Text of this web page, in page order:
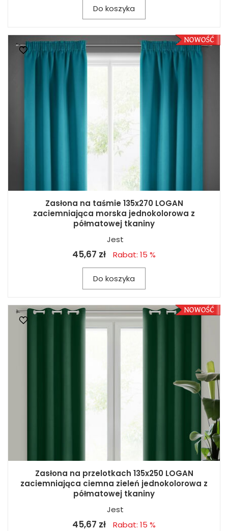
Do koszyka
Zasłona na taśmie 135x270 LOGAN
zaciemniająca morska jednokolorowa z
półmatowej tkaniny
Jest
45,67 zł Rabat: 15 %
Do koszyka
Zasłona na przelotkach 135x250 LOGAN
zaciemniająca ciemna zieleń jednokolorowa z
półmatowej tkaniny
Jest
45,67 zł Rabat: 15 %